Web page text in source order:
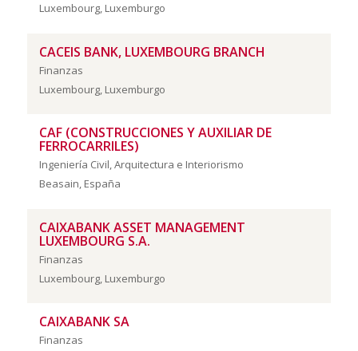
Luxembourg, Luxemburgo
CACEIS BANK, LUXEMBOURG BRANCH
Finanzas
Luxembourg, Luxemburgo
CAF (CONSTRUCCIONES Y AUXILIAR DE
FERROCARRILES)
Ingeniería Civil, Arquitectura e Interiorismo
Beasain, España
CAIXABANK ASSET MANAGEMENT
LUXEMBOURG S.A.
Finanzas
Luxembourg, Luxemburgo
CAIXABANK SA
Finanzas